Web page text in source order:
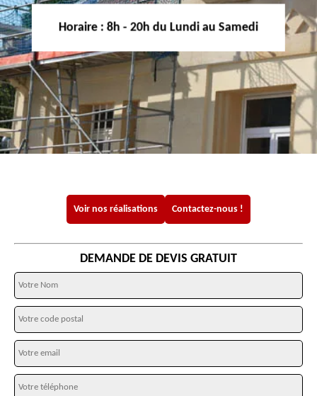
Horaire : 8h - 20h du Lundi au Samedi
Voir nos réalisations Contactez-nous !
DEMANDE DE DEVIS GRATUIT